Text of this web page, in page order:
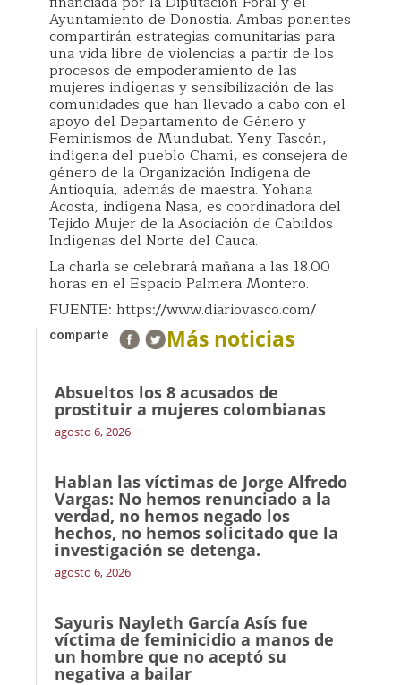
Ayuntamiento de Donostia. Ambas ponentes
compartirán estrategias comunitarias para
una vida libre de violencias a partir de los
procesos de empoderamiento de las
mujeres indígenas y sensibilización de las
comunidades que han llevado a cabo con el
apoyo del Departamento de Género y
Feminismos de Mundubat. Yeny Tascón,
indígena del pueblo Chamí, es consejera de
género de la Organización Indígena de
Antioquía, además de maestra. Yohana
Acosta, indígena Nasa, es coordinadora del
Tejido Mujer de la Asociación de Cabildos
Indígenas del Norte del Cauca.
La charla se celebrará mañana a las 18.00
horas en el Espacio Palmera Montero.
FUENTE: https://www.diariovasco.com/
comparte Más noticias
Absueltos los 8 acusados de
prostituir a mujeres colombianas
agosto 6, 2026
Hablan las víctimas de Jorge Alfredo
Vargas: No hemos renunciado a la
verdad, no hemos negado los
hechos, no hemos solicitado que la
investigación se detenga.
agosto 6, 2026
Sayuris Nayleth García Asís fue
víctima de feminicidio a manos de
un hombre que no aceptó su
negativa a bailar